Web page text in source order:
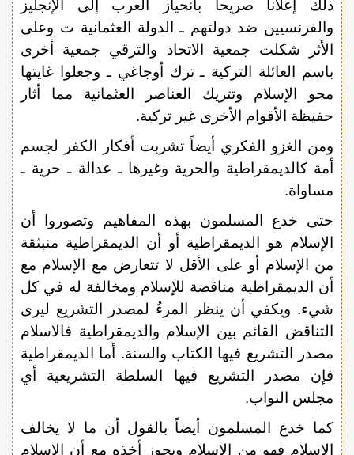
ذلك إعلاناً صريحاً بانحياز العرب إلى الإنجليز
والفرنسيين ضد دولتهم ـ الدولة العثمانية ت وعلى
الأثر شكلت جمعية الاتحاد والترقي جمعية أخرى
باسم العائلة التركية ـ ترك أوجاغي ـ وجعلوا غايتها
محو الإسلام وتتريك العناصر العثمانية مما أثار
حفيظة الأقوام الأخرى غير تركية.
ومن الغزو الفكري أيضاً تشربت أفكار الكفر لجسم
أمة كالديمقراطية والحرية وغيرها ـ عدالة ـ حرية ـ
مساواة.
حتى خدع المسلمون بهذه المفاهيم وتصوروا أن
الإسلام هو الديمقراطية أو أن الديمقراطية منبثقة
من الإسلام أو على الأقل لا تتعارض مع الإسلام مع
أن الديمقراطية مناقضة للإسلام ومخالفة له في كل
شيء. ويكفي أن ينظر المرءُ لمصدر التشريع ليرى
التناقض القائم بين الإسلام والديمقراطية فالاسلام
مصدر التشريع فيها الكتاب والسنة. أما الديمقراطية
فإن مصدر التشريع فيها السلطة التشريعية أي
مجلس النواب.
كما خدع المسلمون أيضاً بالقول أن ما لا يخالف
الإسلام فهو من الإسلام ويجوز أخذه مع أن الإسلام